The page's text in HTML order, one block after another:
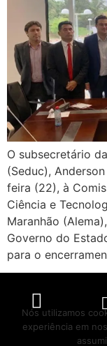
O subsecretário
(Seduc),
feira (22), à
Ciência e
Maranhão
Governo do
para o
Nós utilizamos
experiência em